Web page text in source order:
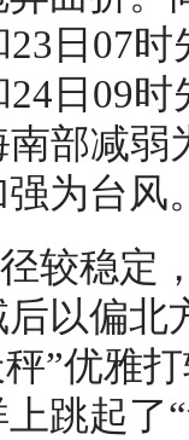
日07
24日09
部减弱
为台风
较稳定
以偏北
”优雅
跳起了